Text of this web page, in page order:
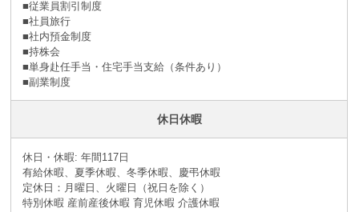
■従業員割引制度
■社員旅⾏
■社内預⾦制度
■持株会
■単身赴任手当・住宅手当支給（条件あり）
■副業制度
休日休暇
休日・休暇: 年間117日
有給休暇、夏季休暇、冬季休暇、慶弔休暇
定休日：月曜日、火曜日（祝日を除く）
特別休暇 産前産後休暇 育児休暇 介護休暇